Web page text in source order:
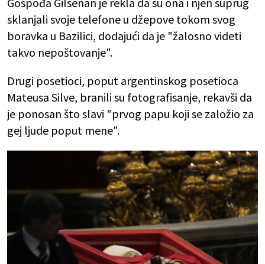
sklanjali svoje telefone u džepove tokom svog
boravka u Bazilici, dodajući da je "žalosno videti
takvo nepoštovanje".
Drugi posetioci, poput argentinskog posetioca
Mateusa Silve, branili su fotografisanje, rekavši da
je ponosan što slavi "prvog papu koji se založio za
gej ljude poput mene".